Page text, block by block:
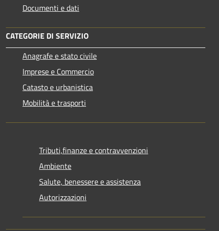
Documenti e dati
CATEGORIE DI SERVIZIO
Anagrafe e stato civile
Imprese e Commercio
Catasto e urbanistica
Mobilità e trasporti
Tributi,finanze e contravvenzioni
Ambiente
Salute, benessere e assistenza
Autorizzazioni